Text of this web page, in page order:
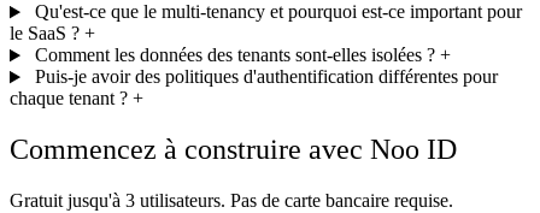
Qu'est-ce que le multi-tenancy et pourquoi est-ce important pour
le SaaS ? +
Comment les données des tenants sont-elles isolées ? +
Puis-je avoir des politiques d'authentification différentes pour
chaque tenant ? +
Commencez à construire avec Noo ID
Gratuit jusqu'à 3 utilisateurs. Pas de carte bancaire requise.